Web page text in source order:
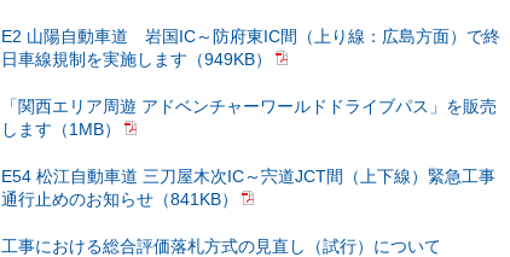
E2 山陽自動車道 岩国IC～防府東IC間（上り線：広島方面）で終
日車線規制を実施します（949KB）
「関西エリア周遊 アドベンチャーワールドドライブパス」を販売
します（1MB）
E54 松江自動車道 三刀屋木次IC～宍道JCT間（上下線）緊急工事
通行止めのお知らせ（841KB）
工事における総合評価落札方式の見直し（試行）について